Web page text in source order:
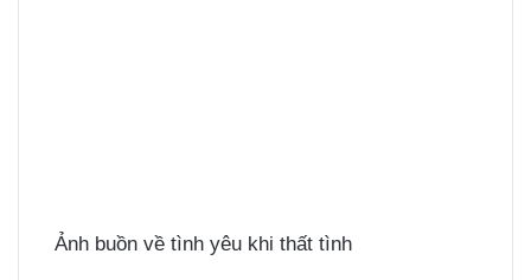
Ảnh buồn về tình yêu khi thất tình